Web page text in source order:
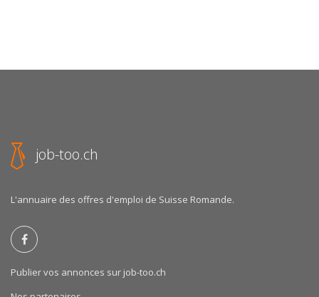
job-too.ch
L'annuaire des offres d'emploi de Suisse Romande.
Publier vos annonces sur job-too.ch